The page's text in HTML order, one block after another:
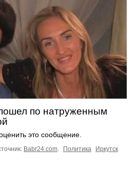
по натруженным
это сообщение.
Babr24.com. Политика
Иркутск